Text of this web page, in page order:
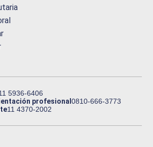
5936-6406
profesional0810-666-3773
11 4370-2002